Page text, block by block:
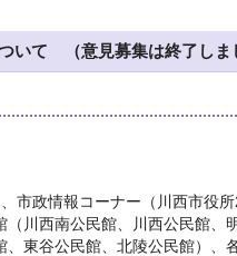
いて （意見募集は終了しま
市政情報コーナー（川西市役所
川西南公民館、川西公民館、
東谷公民館、北陵公民館）、